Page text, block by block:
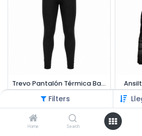
Filters
Home Search
Trevo Pantalón Térmica Bamboo
$47.625,60
Nuevo ingreso Nuevo